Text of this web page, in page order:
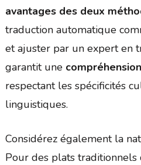
avantages des deux
traduction automatique
et ajuster par un expert en
garantit une
respectant les spécificités
linguistiques.
Considérez également la
Pour des plats